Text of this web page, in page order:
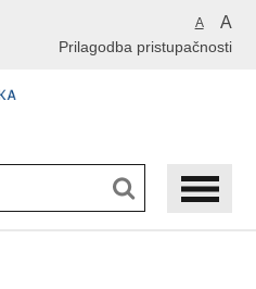
A A
Prilagodba pristupačnosti